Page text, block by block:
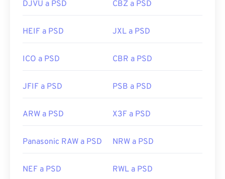
Lanzamiento inicial:
19 de febrero de 1990
DJVU a PSD CBZ a PSD
HEIF a PSD JXL a PSD
ICO a PSD CBR a PSD
JFIF a PSD PSB a PSD
ARW a PSD X3F a PSD
Panasonic RAW a PSD NRW a PSD
NEF a PSD RWL a PSD